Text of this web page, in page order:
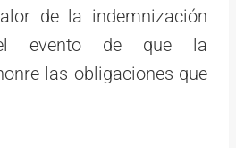
de la indemnización
evento de que la
las obligaciones que